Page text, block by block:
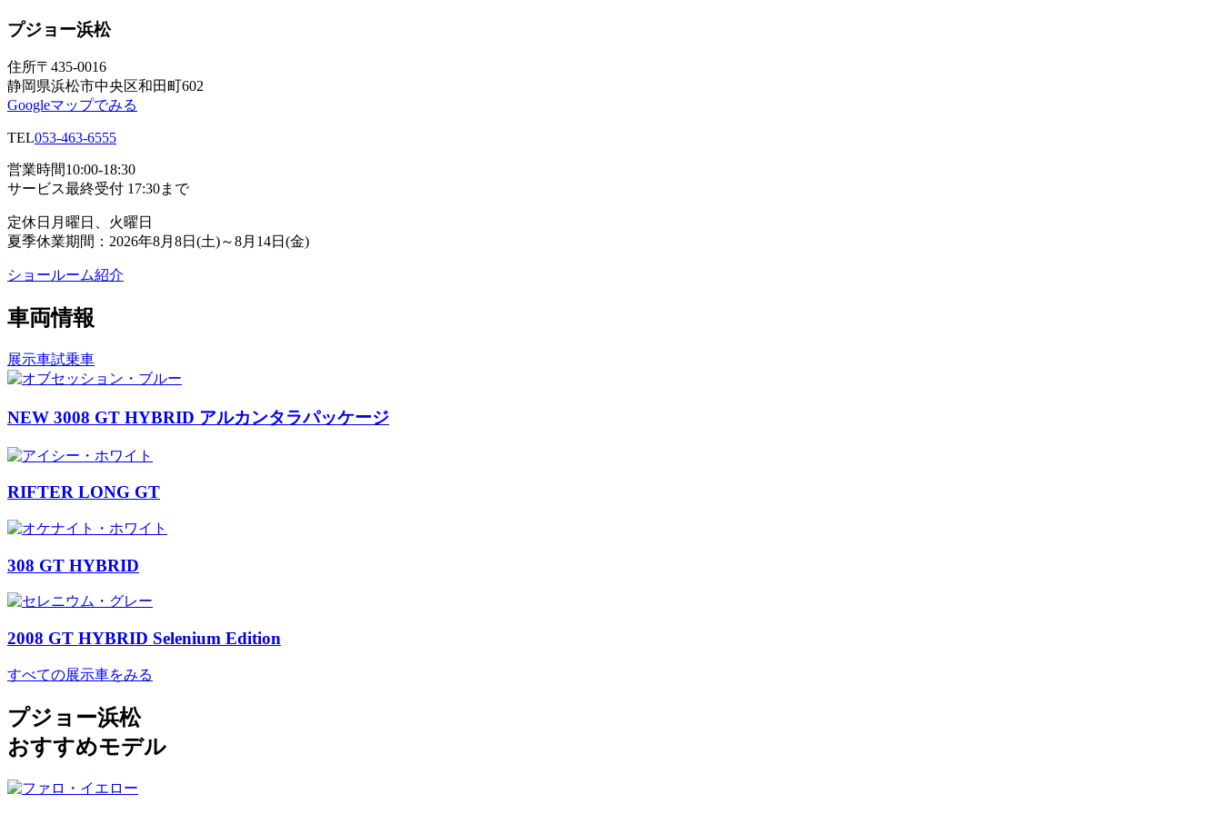
プジョー浜松
住所〒435-0016
静岡県浜松市中央区和田町602
Googleマップでみる
TEL053-463-6555
営業時間10:00-18:30
サービス最終受付 17:30まで
定休日 月曜日、火曜日
夏季休業期間：2026年8月8日(土)～8月14日(金)
ショールーム紹介
車両情報
展示車試乗車
NEW 3008 GT HYBRID アルカンタラパッケージ
RIFTER LONG GT
308 GT HYBRID
2008 GT HYBRID Selenium Edition
すべての展示車をみる
プジョー浜松
おすすめモデル